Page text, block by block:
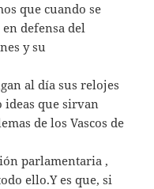
que cuando se
defensa del
y su
al día sus relojes
ideas que sirvan
de los Vascos de
parlamentaria ,
ello.Y es que, si